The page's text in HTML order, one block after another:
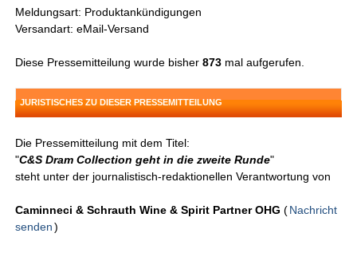
Meldungsart: Produktankündigungen
Versandart: eMail-Versand
Diese Pressemitteilung wurde bisher873 mal aufgerufen.
JURISTISCHES ZU DIESER PRESSEMITTEILUNG
Die Pressemitteilung mit dem Titel:
"C&S Dram Collection geht in die zweite Runde"
steht unter der journalistisch-redaktionellen Verantwortung von
Caminneci & Schrauth Wine & Spirit Partner OHG (Nachricht
senden )